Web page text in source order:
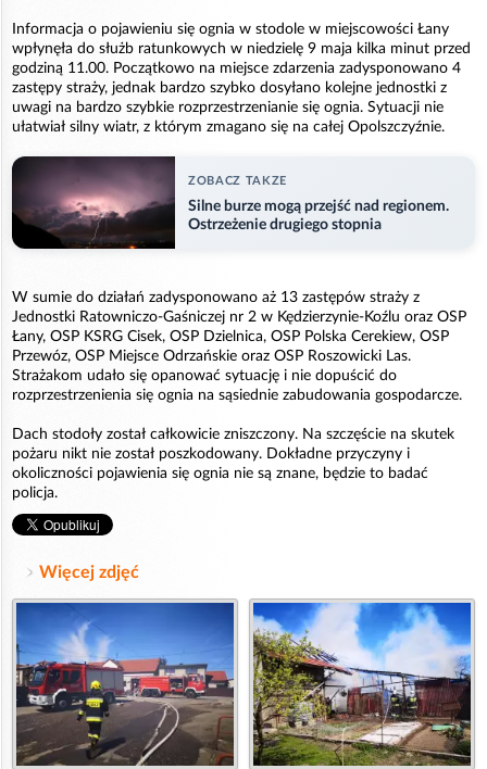
Informacja o pojawieniu się ognia w stodole w miejscowości Łany
wpłynęła do służb ratunkowych w niedzielę 9 maja kilka minut przed
godziną 11.00. Początkowo na miejsce zdarzenia zadysponowano 4
zastępy straży, jednak bardzo szybko dosyłano kolejne jednostki z
uwagi na bardzo szybkie rozprzestrzenianie się ognia. Sytuacji nie
ułatwiał silny wiatr, z którym zmagano się na całej Opolszczyźnie.
ZOBACZ TAKZE
Silne burze mogą przejść nad regionem.
Ostrzeżenie drugiego stopnia
W sumie do działań zadysponowano aż 13 zastępów straży z
Jednostki Ratowniczo-Gaśniczej nr 2 w Kędzierzynie-Koźlu oraz OSP
Łany, OSP KSRG Cisek, OSP Dzielnica, OSP Polska Cerekiew, OSP
Przewóz, OSP Miejsce Odrzańskie oraz OSP Roszowicki Las.
Strażakom udało się opanować sytuację i nie dopuścić do
rozprzestrzenienia się ognia na sąsiednie zabudowania gospodarcze.
Dach stodoły został całkowicie zniszczony. Na szczęście na skutek
pożaru nikt nie został poszkodowany. Dokładne przyczyny i
okoliczności pojawienia się ognia nie są znane, będzie to badać
policja.
Więcej zdjęć